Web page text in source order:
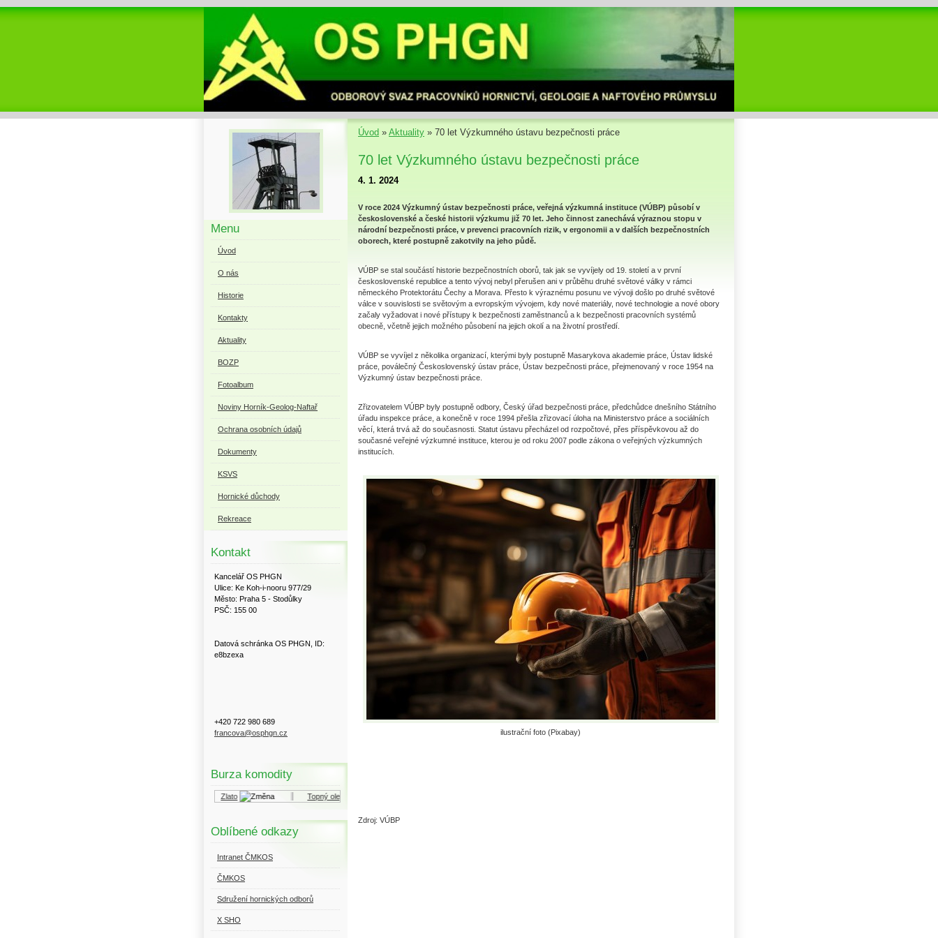
Úvod » Aktuality » 70 let Výzkumného ústavu bezpečnosti práce
70 let Výzkumného ústavu bezpečnosti práce
4. 1. 2024
V roce 2024 Výzkumný ústav bezpečnosti práce, veřejná výzkumná instituce (VÚBP) působí v
československé a české historii výzkumu již 70 let. Jeho činnost zanechává výraznou stopu v
národní bezpečnosti práce, v prevenci pracovních rizik, v ergonomii a v dalších bezpečnostních
oborech, které postupně zakotvily na jeho půdě.
VÚBP se stal součástí historie bezpečnostních oborů, tak jak se vyvíjely od 19. století a v první
československé republice a tento vývoj nebyl přerušen ani v průběhu druhé světové války v rámci
německého Protektorátu Čechy a Morava. Přesto k výraznému posunu ve vývoji došlo po druhé světové
válce v souvislosti se světovým a evropským vývojem, kdy nové materiály, nové technologie a nové obory
začaly vyžadovat i nové přístupy k bezpečnosti zaměstnanců a k bezpečnosti pracovních systémů
obecně, včetně jejich možného působení na jejich okolí a na životní prostředí.
VÚBP se vyvíjel z několika organizací, kterými byly postupně Masarykova akademie práce, Ústav lidské
práce, poválečný Československý ústav práce, Ústav bezpečnosti práce, přejmenovaný v roce 1954 na
Výzkumný ústav bezpečnosti práce.
Zřizovatelem VÚBP byly postupně odbory, Český úřad bezpečnosti práce, předchůdce dnešního Státního
úřadu inspekce práce, a konečně v roce 1994 přešla zřizovací úloha na Ministerstvo práce a sociálních
věcí, která trvá až do současnosti. Statut ústavu přecházel od rozpočtové, přes příspěvkovou až do
současné veřejné výzkumné instituce, kterou je od roku 2007 podle zákona o veřejných výzkumných
institucích.
ilustrační foto (Pixabay)
Zdroj: VÚBP
Menu
Úvod
O nás
Historie
Kontakty
Aktuality
BOZP
Fotoalbum
Noviny Horník-Geolog-Naftař
Ochrana osobních údajů
Dokumenty
KSVS
Hornické důchody
Rekreace
Kontakt
Kancelář OS PHGN
Ulice: Ke Koh-i-nooru 977/29
Město: Praha 5 - Stodůlky
PSČ: 155 00
Datová schránka OS PHGN, ID:
e8bzexa
+420 722 980 689
francova@osphgn.cz
Burza komodity
Zlato Topný olej
Oblíbené odkazy
Intranet ČMKOS
ČMKOS
Sdružení hornických odborů
X SHO